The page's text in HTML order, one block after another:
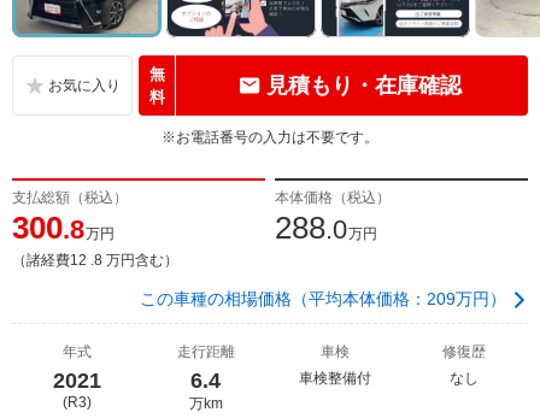
無
料
見積もり・在庫確認
※お電話番号の入力は不要です。
支払総額（税込）
300.8万円
（諸経費12 .8 万円含む）
本体価格（税込）
288.0万円
この車種の相場価格（平均本体価格：209万円）
年式
2021
(R3)
走行距離
6.4
万km
車検
車検整備付
修復歴
なし